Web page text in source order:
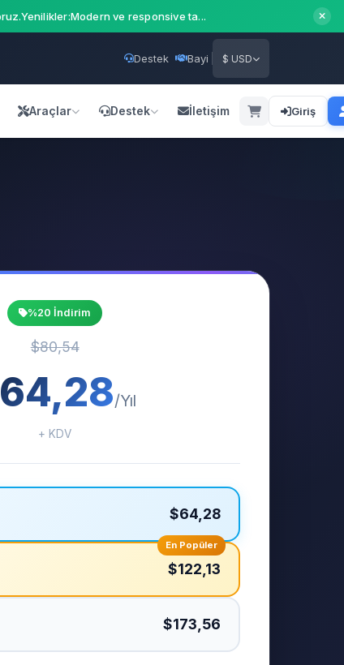
ve responsive ta...
Destek Bayi $ USD
Araçlar Destek İletişim Giriş
%20 İndirim
$80,54
/Yıl
+ KDV
$64,28
En Popüler
$122,13
$173,56